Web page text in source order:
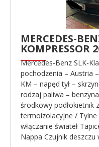
MERCEDES-
KOMPRESSOR
Mercedes-Benz SLK-
pochodzenia – Austria
KM – napęd tył –
rodzaj paliwa –
środkowy podłokietnik
termoizolacyjne / Tylne
włączanie świateł
Nappa Czujnik